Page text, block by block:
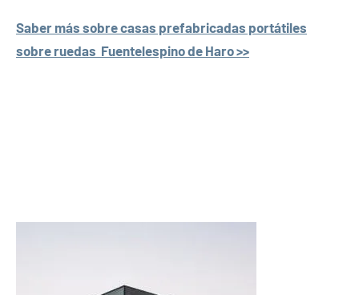
Saber más sobre casas prefabricadas portátiles
sobre ruedas Fuentelespino de Haro >>